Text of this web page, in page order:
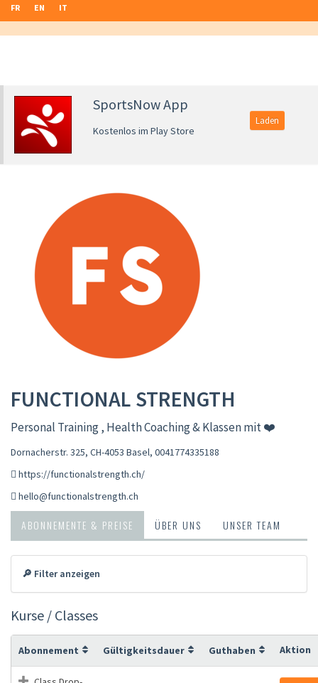
FR EN IT
SportsNow App
Kostenlos im Play Store
Laden
FUNCTIONAL STRENGTH
Personal Training , Health Coaching & Klassen mit ❤️
Dornacherstr. 325, CH-4053 Basel, 0041774335188
https://functionalstrength.ch/
hello@functionalstrength.ch
ABONNEMENTE & PREISE ÜBER UNS UNSER TEAM
🔎 Filter anzeigen
Kurse / Classes
Abonnement Gültigkeitsdauer Guthaben Aktion